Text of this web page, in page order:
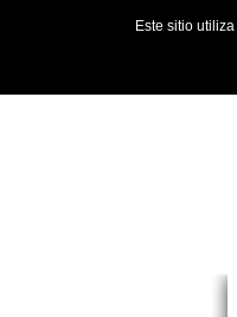
Este sitio utiliza